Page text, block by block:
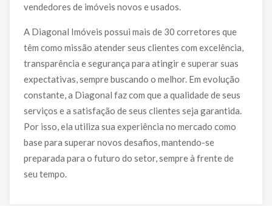
vendedores de imóveis novos e usados.
A Diagonal Imóveis possui mais de 30 corretores que
têm como missão atender seus clientes com excelência,
transparência e segurança para atingir e superar suas
expectativas, sempre buscando o melhor. Em evolução
constante, a Diagonal faz com que a qualidade de seus
serviços e a satisfação de seus clientes seja garantida.
Por isso, ela utiliza sua experiência no mercado como
base para superar novos desafios, mantendo-se
preparada para o futuro do setor, sempre à frente de
seu tempo.